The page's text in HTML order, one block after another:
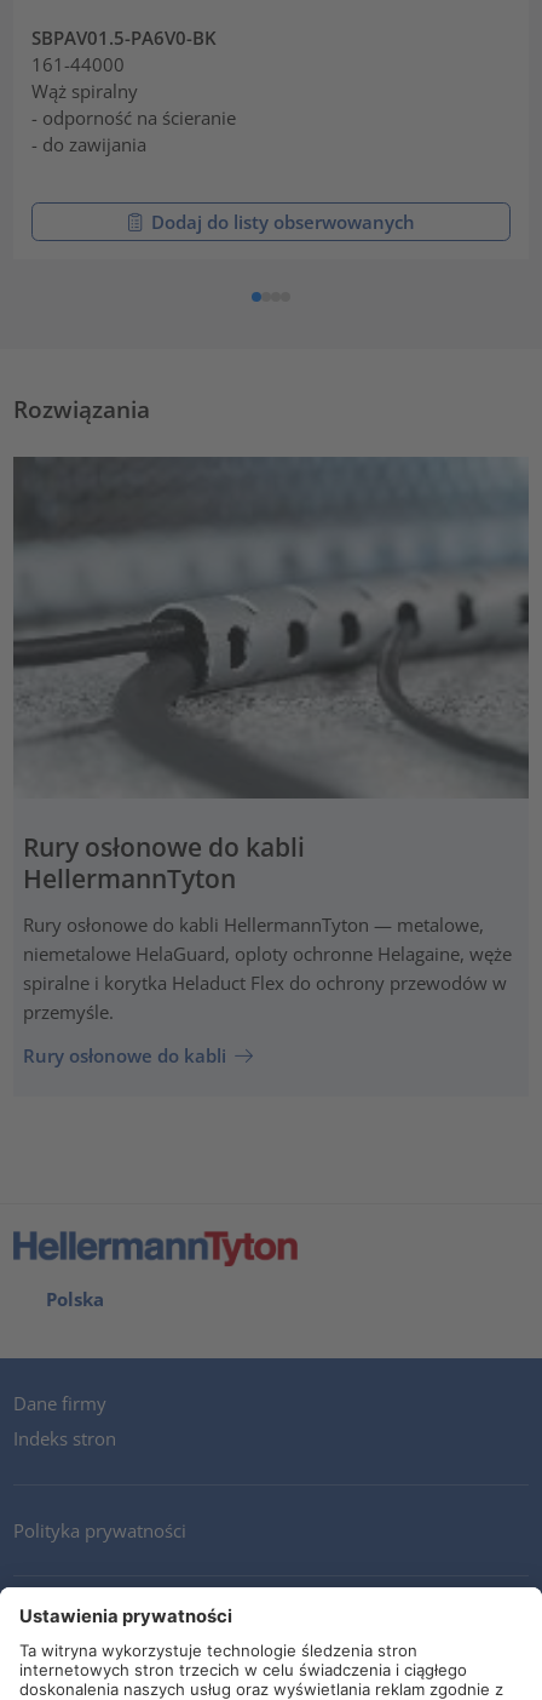
SBPAV01.5-PA6V0-BK
161-44000
Wąż spiralny
- odporność na ścieranie
- do zawijania
Dodaj do listy obserwowanych
Rozwiązania
Rury osłonowe do kabli
HellermannTyton
Rury osłonowe do kabli HellermannTyton — metalowe,
niemetalowe HelaGuard, oploty ochronne Helagaine, węże
spiralne i korytka Heladuct Flex do ochrony przewodów w
przemyśle.
Rury osłonowe do kabli
Polska
Dane firmy
Indeks stron
Polityka prywatności
Kontakt